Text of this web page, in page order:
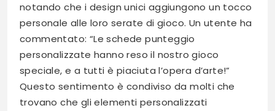
notando che i design unici aggiungono un tocco
personale alle loro serate di gioco. Un utente ha
commentato: “Le schede punteggio
personalizzate hanno reso il nostro gioco
speciale, e a tutti è piaciuta l’opera d’arte!”
Questo sentimento è condiviso da molti che
trovano che gli elementi personalizzati